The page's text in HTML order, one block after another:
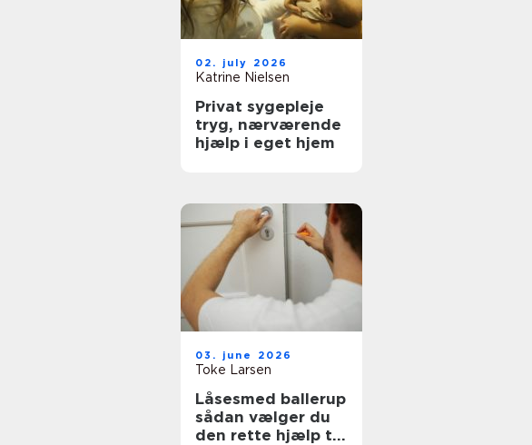
02. july 2026
Katrine Nielsen
Privat sygepleje
tryg, nærværende
hjælp i eget hjem
03. june 2026
Toke Larsen
Låsesmed ballerup
sådan vælger du
den rette hjælp til